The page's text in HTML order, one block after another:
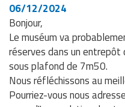
06/12/2024
Bonjour,
Le muséum va
réserves dans un
sous plafond de 7m50.
Nous réfléchissons au
Pourriez-vous nous